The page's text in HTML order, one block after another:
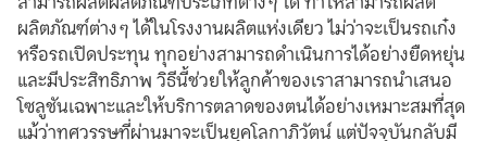
ผลิตภัณฑ์ต่างๆ ได้ในโรงงานผลิตแห่งเดียว ไม่ว่าจะเป็นรถเก๋ง
หรือรถเปิดประทุน ทุกอย่างสามารถดำเนินการได้อย่างยืดหยุ่น
และมีประสิทธิภาพ วิธีนี้ช่วยให้ลูกค้าของเราสามารถนำเสนอ
โซลูชันเฉพาะและให้บริการตลาดของตนได้อย่างเหมาะสมที่สุด
แม้ว่าทศวรรษที่ผ่านมาจะเป็นยุคโลกาภิวัตน์ แต่ปัจจุบันกลับมี